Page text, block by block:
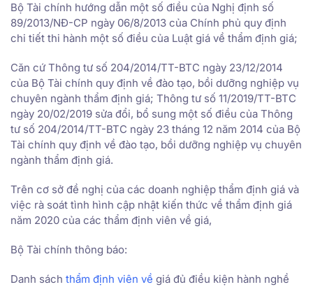
Bộ Tài chính hướng dẫn một số điều của Nghị định số
89/2013/NĐ-CP ngày 06/8/2013 của Chính phủ quy định
chi tiết thi hành một số điều của Luật giá về thẩm định giá;
Căn cứ Thông tư số 204/2014/TT-BTC ngày 23/12/2014
của Bộ Tài chính quy định về đào tạo, bồi dưỡng nghiệp vụ
chuyên ngành thẩm định giá; Thông tư số 11/2019/TT-BTC
ngày 20/02/2019 sửa đổi, bổ sung một số điều của Thông
tư số 204/2014/TT-BTC ngày 23 tháng 12 năm 2014 của Bộ
Tài chính quy định về đào tạo, bồi dưỡng nghiệp vụ chuyên
ngành thẩm định giá.
Trên cơ sở đề nghị của các doanh nghiệp thẩm định giá và
việc rà soát tình hình cập nhật kiến thức về thẩm định giá
năm 2020 của các thẩm định viên về giá,
Bộ Tài chính thông báo:
Danh sách thẩm định viên về giá đủ điều kiện hành nghề